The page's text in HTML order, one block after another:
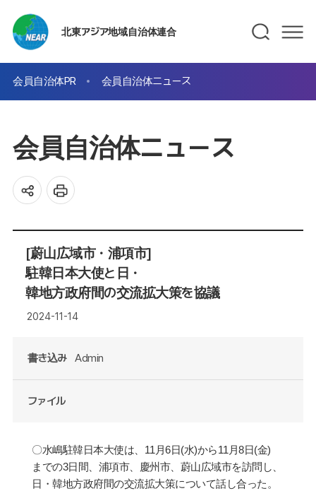
北東アジア地域自治体連合
会員自治体PR 会員自治体ニュース
会員自治体ニュース
[蔚山広域市・浦項市]
駐韓日本大使と日・
韓地方政府間の交流拡大策を協議
2024-11-14
書き込み Admin
ファイル
〇水嶋駐韓日本大使は、 11 月6日(水)から11 月8日(金)
までの3日間、浦項市、慶州市、蔚山広域市を訪問し、
日 ・ 韓地方政府間の交流拡大策について話し合った。